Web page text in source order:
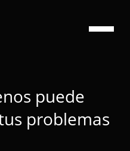
puede
problemas